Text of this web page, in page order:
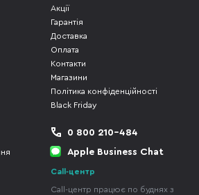
Акції
Гарантія
Доставка
Оплата
Контакти
Магазини
Політика конфіденційності
Black Friday
0 800 210-484
Apple Business Chat
Call-центр
Call-центр працює по буднях з